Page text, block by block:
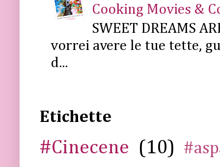
Cooking Movies &
SWEET DREAMS
vorrei avere le tue tette,
d...
Etichette
#Cinecene (10)